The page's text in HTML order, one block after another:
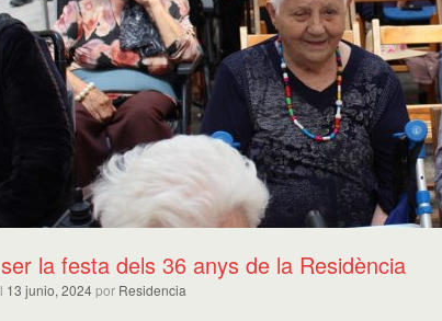
la festa dels 36 anys de la Residència
13 junio, 2024por Residencia